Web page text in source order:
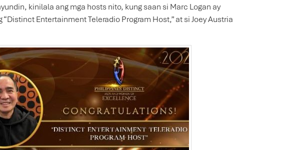
kinilala ang mga hosts nito, kung saan si Marc Logan ay
Entertainment Teleradio Program Host,” at si Joey Austria